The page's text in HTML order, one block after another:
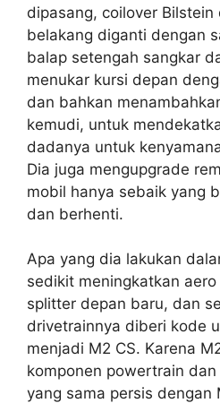
dipasang, coilover Bilstein
belakang diganti dengan
balap setengah sangkar
menukar kursi depan
dan bahkan
kemudi, untuk
dadanya untuk
Dia juga mengupgrade
mobil hanya sebaik yang
dan berhenti.
Apa yang dia lakukan
sedikit meningkatkan
splitter depan baru, dan
drivetrainnya diberi kode
menjadi M2 CS. Karena
komponen powertrain
yang sama persis dengan